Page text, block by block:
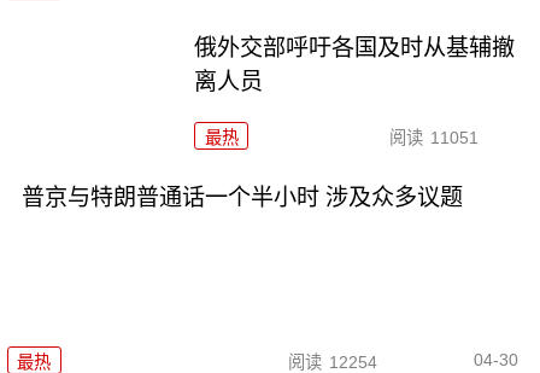
俄外交部呼吁各国及时从基辅撤
离人员
最热 阅读 11051
普京与特朗普通话一个半小时 涉及众多议题
最热 阅读 12254 04-30